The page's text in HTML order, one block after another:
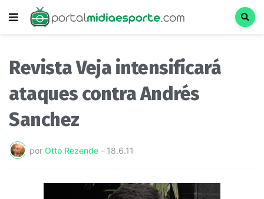
Revista Veja intensificará
ataques contra Andrés
Sanchez
por Otto Rezende - 18.6.11